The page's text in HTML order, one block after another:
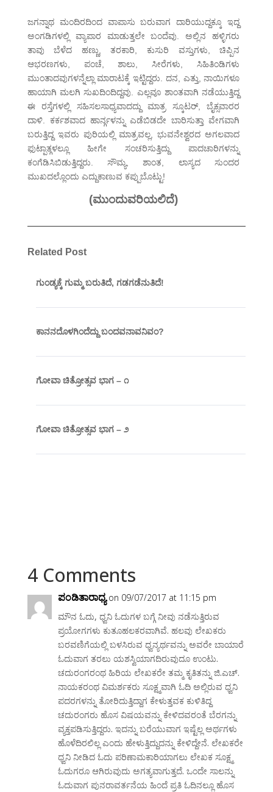
ಜಗನ್ನಾಥ ಮಂದಿರದಿಂದ ವಾಪಾಸು ಬರುವಾಗ ದಾರಿಯುದ್ದಕ್ಕೂ ಇದ್ದ
ಅಂಗಡಿಗಳಲ್ಲಿ ವ್ಯಾಪಾರ ಮಾಡುತ್ತಲೇ ಬಂದೆವು. ಅಲ್ಲಿನ ಹಳ್ಳಿಗರು
ತಾವು ಬೆಳೆದ ಹಣ್ಣು, ತರಕಾರಿ, ಕುಸುರಿ ವಸ್ತುಗಳು, ಚಿಪ್ಪಿನ
ಆಭರಣಗಳು, ಪಂಚೆ, ಶಾಲು, ಸೀರೆಗಳು, ಸಿಹಿತಿಂಡಿಗಳು
ಮುಂತಾದವುಗಳನ್ನೆಲ್ಲಾ ಮಾರಾಟಕ್ಕೆ ಇಟ್ಟಿದ್ದರು. ದನ, ಎತ್ತು, ನಾಯಿಗಳೂ
ಹಾಯಾಗಿ ಮಲಗಿ ಸುಖದಿಂದಿದ್ದವು. ಎಲ್ಲವೂ ಶಾಂತವಾಗಿ ನಡೆಯುತ್ತಿದ್ದ
ಈ ರಸ್ತೆಗಳಲ್ಲಿ ಸಹಿಸಲಸಾಧ್ಯವಾದದ್ದು ಮಾತ್ರ ಸ್ಕೂಟರ್, ಬೈಕ್ಸವಾರರ
ದಾಳಿ. ಕರ್ಕಶವಾದ ಹಾರ್ನ್ಗಳನ್ನು ಎಡೆಬಿಡದೇ ಬಾರಿಸುತ್ತಾ ವೇಗವಾಗಿ
ಬರುತ್ತಿದ್ದ ಇವರು ಪುರಿಯಲ್ಲಿ ಮಾತ್ರವಲ್ಲ, ಭುವನೇಶ್ವರದ ಅಗಲವಾದ
ಫುಟ್ಪಾತ್ಗಳಲ್ಲೂ ಹೀಗೇ ಸಂಚರಿಸುತ್ತಿದ್ದು ಪಾದಚಾರಿಗಳನ್ನು
ಕಂಗೆಡಿಸಿಬಿಡುತ್ತಿದ್ದರು. ಸೌಮ್ಯ, ಶಾಂತ, ಲಾಸ್ಯದ ಸುಂದರ
ಮುಖದಲ್ಲೊಂದು ಎದ್ದುಕಾಣುವ ಕಪ್ಪುಬೊಟ್ಟು!
(ಮುಂದುವರಿಯಲಿದೆ)
Related Post
ಗುಂಡ್ಯಕ್ಕೆ ಗುಮ್ಮ ಬರುತಿದೆ, ಗಡಗಡೆನುತಿದೆ!
ಕಾನನದೊಳಗಿಂದೆದ್ದು ಬಂದವನಾವನಿವಂ?
ಗೋವಾ ಚಿತ್ರೋತ್ಸವ ಭಾಗ – ೧
ಗೋವಾ ಚಿತ್ರೋತ್ಸವ ಭಾಗ – ೨
4 Comments
ಪಂಡಿತಾರಾಧ್ಯ on 09/07/2017 at 11:15 pm
ಮೌನ ಓದು, ಧ್ವನಿ ಓದುಗಳ ಬಗ್ಗೆ ನೀವು ನಡೆಸುತ್ತಿರುವ
ಪ್ರಯೋಗಗಳು ಕುತೂಹಲಕರವಾಗಿವೆ. ಹಲವು ಲೇಖಕರು
ಬರವಣಿಗೆಯಲ್ಲಿ ಬಳಸಿರುವ ಧ್ವನ್ಯರ್ಥವನ್ನು ಅವರೇ ಬಾಯಾರೆ
ಓದುವಾಗ ತರಲು ಯಶಸ್ವಿಯಾಗದಿರುವುದೂ ಉಂಟು‌.
ಚದುರಂಗರಂಥ ಹಿರಿಯ ಲೇಖಕರೇ ತಮ್ಮ ಕೃತಿತನ್ನು ಜಿ.ಎಚ್.
ನಾಯಕರಂಥ ವಿಮರ್ಶಕರು ಸೂಕ್ಷ್ಮವಾಗಿ ಓದಿ ಅಲ್ಲಿರುವ ಧ್ವನಿ
ಪದರಗಳನ್ನು ತೋರಿದುತ್ತಿದ್ದಾಗ ಕೇಳುತ್ತವಕ ಕುಳಿತಿದ್ದ
ಚದುರಂಗರು ಹೊಸ ವಿಷಯವನ್ನು ಕೇಳಿದವರಂತೆ ಬೆರಗನ್ನು
ವ್ಯಕ್ತಪಡಿಸುತ್ತಿದ್ದರು. ಇದನ್ನು ಬರೆಯುವಾಗ ಇಷ್ಟೆಲ್ಲ ಅರ್ಥಗಳು
ಹೊಳೆದಿರಲಿಲ್ಲ ಎಂದು ಹೇಳುತ್ತಿದ್ದುದನ್ನು ಕೇಳಿದ್ದೇನೆ. ಲೇಖಕರೇ
ಧ್ವನಿ ನೀಡಿದ ಓದು ಪರಿಣಾಮಕಾರಿಯಾಗಲು ಲೇಖಕ ಸೂಕ್ಷ್ಮ
ಓದುಗರೂ ಆಗಿರುವುದು ಅಗತ್ಯವಾಗುತ್ತದೆ. ಒಂದೇ ಸಾಲನ್ನು
ಓದುವಾಗ ಪುನರಾವರ್ತನೆಯ ಹಿಂದೆ ಪ್ರತಿ ಓದಿನಲ್ಲೂ ಹೊಸ